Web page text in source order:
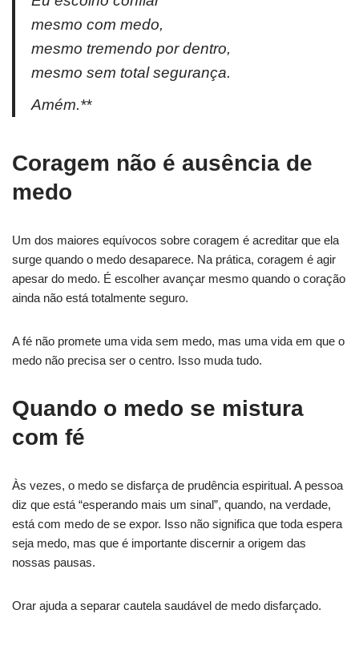
mesmo com medo,
mesmo tremendo por dentro,
mesmo sem total segurança.
Amém.**
Coragem não é ausência de
medo
Um dos maiores equívocos sobre coragem é acreditar que ela
surge quando o medo desaparece. Na prática, coragem é agir
apesar do medo. É escolher avançar mesmo quando o coração
ainda não está totalmente seguro.
A fé não promete uma vida sem medo, mas uma vida em que o
medo não precisa ser o centro. Isso muda tudo.
Quando o medo se mistura
com fé
Às vezes, o medo se disfarça de prudência espiritual. A pessoa
diz que está “esperando mais um sinal”, quando, na verdade,
está com medo de se expor. Isso não significa que toda espera
seja medo, mas que é importante discernir a origem das
nossas pausas.
Orar ajuda a separar cautela saudável de medo disfarçado.